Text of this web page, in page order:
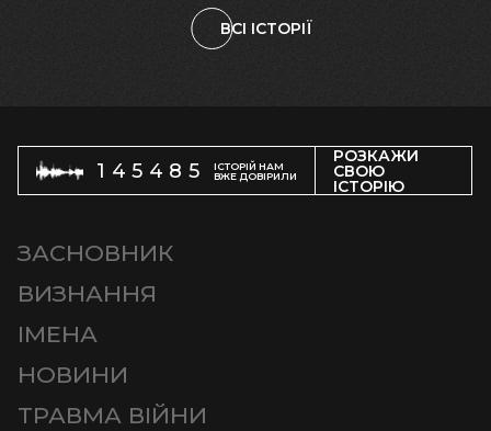
ВСІ ІСТОРІЇ
145485
ІСТОРІЙ НАМ
ВЖЕ ДОВІРИЛИ
РОЗКАЖИ
СВОЮ
ІСТОРІЮ
ЗАСНОВНИК
ВИЗНАННЯ
ІМЕНА
НОВИНИ
ТРАВМА ВІЙНИ